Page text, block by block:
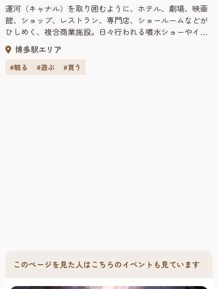
運河（キャナル）を取り囲むように、ホテル、劇場、映画
館、ショップ、レストラン、専門店、ショールームなどが
ひしめく、複合商業施設。日々行われる噴水ショーやイベ
ントの他、ショッピングに、レジャーに、そしてグルメに
と、ここに来ればとにかく退屈することなし！海外からの
観光客も多い福岡観光では人気のスポットだ。 買う キャナ
ネマ キャナルシティ13」、メダルゲームやＵＦＯキャッ
チャーなどを多数取りそろえた「TAITO STATION」など、遊
博多駅エリア
#観る #遊ぶ #買う
このページを見た人はこちらのイベントも見ています